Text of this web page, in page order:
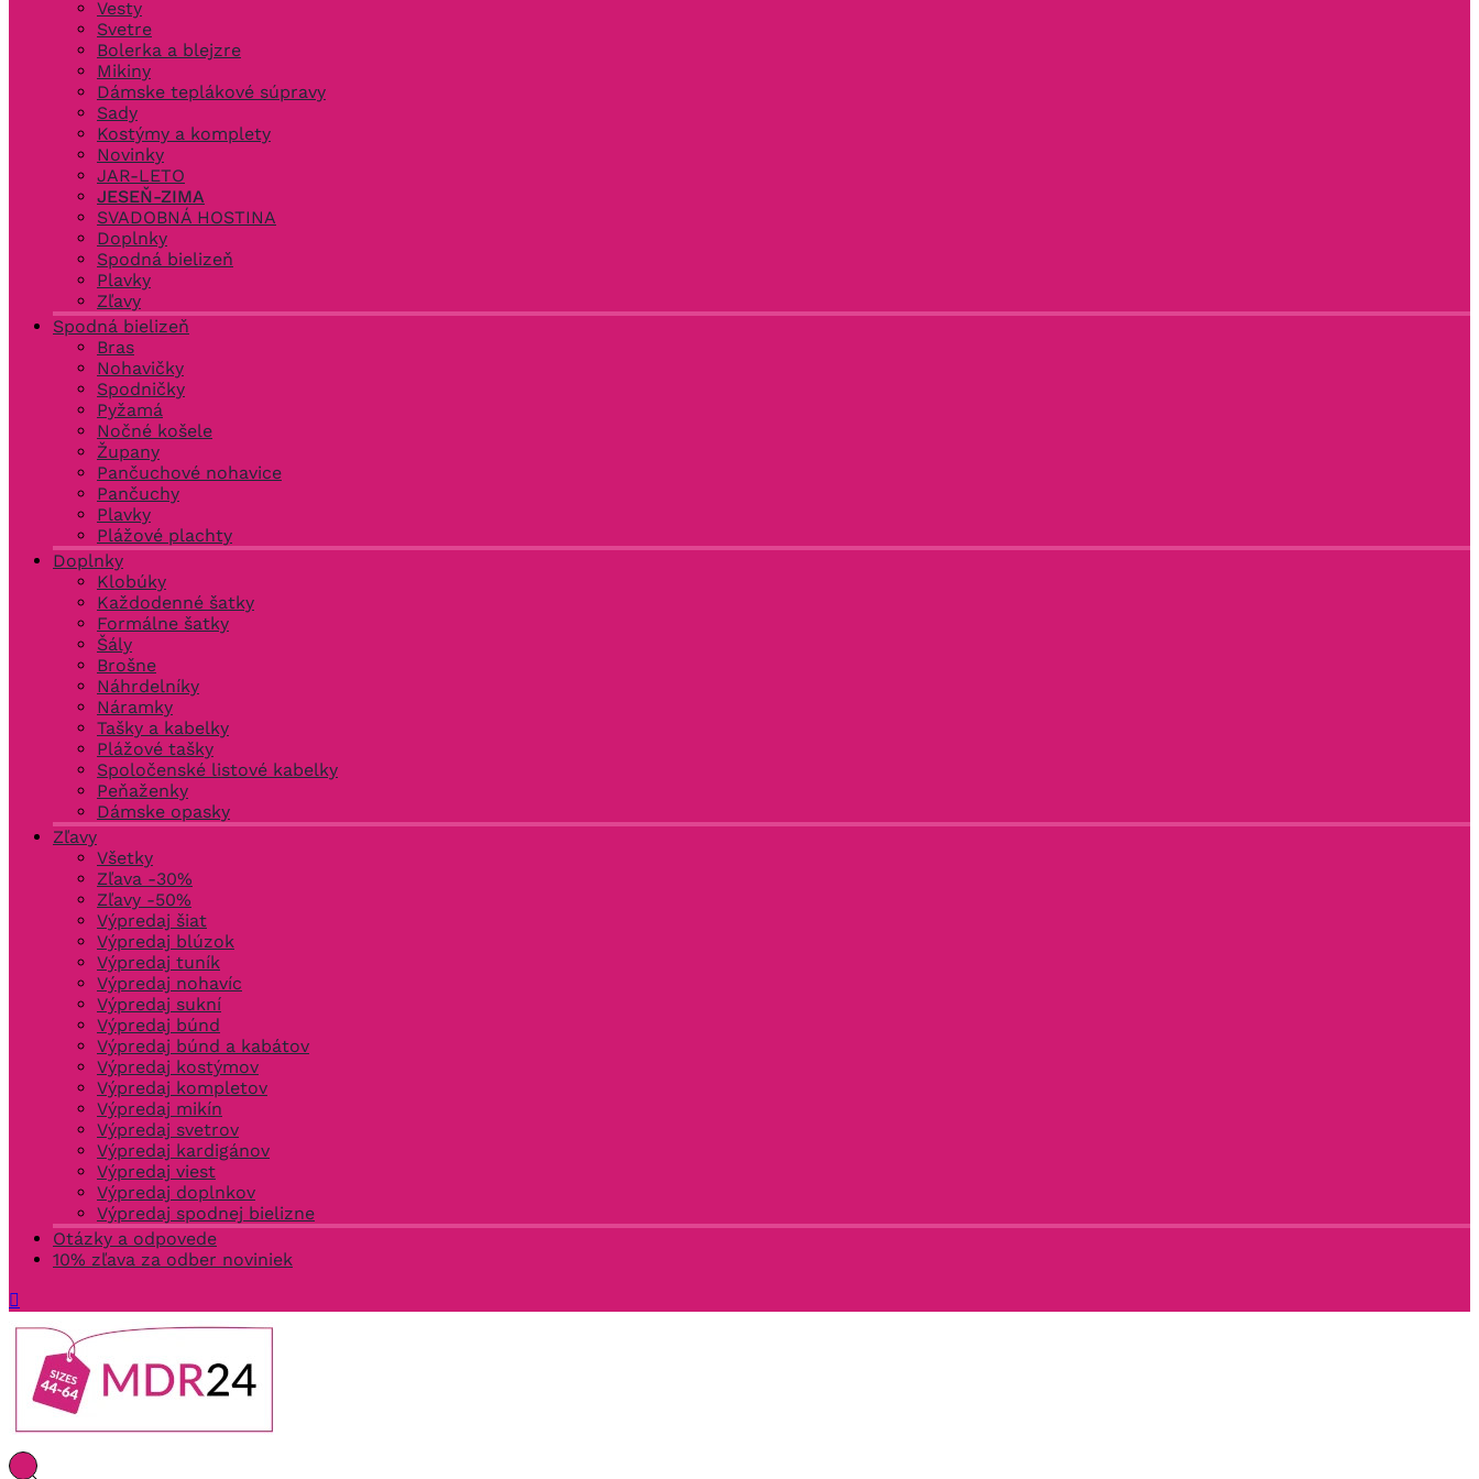
Vesty
Svetre
Bolerka a blejzre
Mikiny
Dámske teplákové súpravy
Sady
Kostýmy a komplety
Novinky
JAR-LETO
JESEŇ-ZIMA
SVADOBNÁ HOSTINA
Doplnky
Spodná bielizeň
Plavky
Zľavy
Spodná bielizeň
Bras
Nohavičky
Spodničky
Pyžamá
Nočné košele
Župany
Pančuchové nohavice
Pančuchy
Plavky
Plážové plachty
Doplnky
Klobúky
Každodenné šatky
Formálne šatky
Šály
Brošne
Náhrdelníky
Náramky
Tašky a kabelky
Plážové tašky
Spoločenské listové kabelky
Peňaženky
Dámske opasky
Zľavy
Všetky
Zľava -30%
Zľavy -50%
Výpredaj šiat
Výpredaj blúzok
Výpredaj tuník
Výpredaj nohavíc
Výpredaj sukní
Výpredaj búnd
Výpredaj búnd a kabátov
Výpredaj kostýmov
Výpredaj kompletov
Výpredaj mikín
Výpredaj svetrov
Výpredaj kardigánov
Výpredaj viest
Výpredaj doplnkov
Výpredaj spodnej bielizne
Otázky a odpovede
10% zľava za odber noviniek
